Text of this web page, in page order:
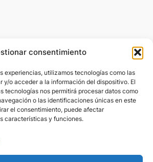
consentimiento
experiencias, utilizamos tecnologías como las
y/o acceder a la información del dispositivo. El
tecnologías nos permitirá procesar datos como
o las identificaciones únicas en este
el consentimiento, puede afectar
características y funciones.
a domicilio Barcelona y
Aviso legal